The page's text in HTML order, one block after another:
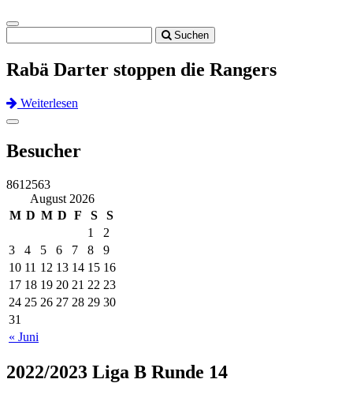
Toggle
navigation
Suchen
Rabä Darter stoppen die Rangers
Weiterlesen
Previous
Next
Toggle
Besucher
8612563
August 2026
M D M D F S S
« Juni
1
2
3
4 5 6 7 8
9
10 11 12 13 14 15 16
17 18 19 20 21 22 23
24 25 26 27 28 29 30
31
2022/2023 Liga B Runde 14